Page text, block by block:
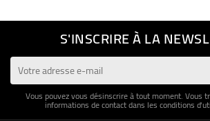
S'INSCRIRE À LA
Vous pouvez vous désinscrire à tout moment. Vous
informations de contact dans les conditions